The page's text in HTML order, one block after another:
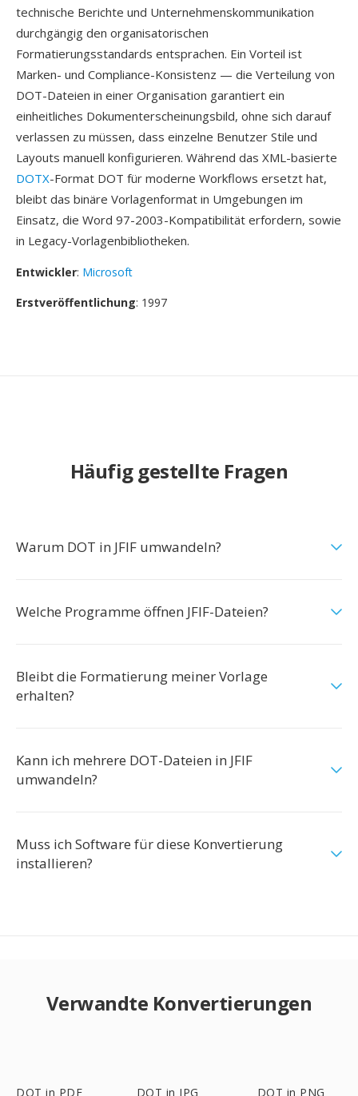
technische Berichte und Unternehmenskommunikation
durchgängig den organisatorischen
Formatierungsstandards entsprachen. Ein Vorteil ist
Marken- und Compliance-Konsistenz — die Verteilung von
DOT-Dateien in einer Organisation garantiert ein
einheitliches Dokumenterscheinungsbild, ohne sich darauf
verlassen zu müssen, dass einzelne Benutzer Stile und
Layouts manuell konfigurieren. Während das XML-basierte
DOTX-Format DOT für moderne Workflows ersetzt hat,
bleibt das binäre Vorlagenformat in Umgebungen im
Einsatz, die Word 97-2003-Kompatibilität erfordern, sowie
in Legacy-Vorlagenbibliotheken.
Entwickler: Microsoft
Erstveröffentlichung: 1997
Häufig gestellte Fragen
Warum DOT in JFIF umwandeln?
Welche Programme öffnen JFIF-Dateien?
Bleibt die Formatierung meiner Vorlage
erhalten?
Kann ich mehrere DOT-Dateien in JFIF
umwandeln?
Muss ich Software für diese Konvertierung
installieren?
Verwandte Konvertierungen
DOT in PDF DOT in JPG DOT in PNG